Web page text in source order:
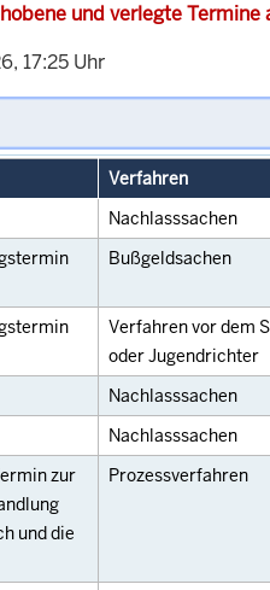
und verlegte
17:25 Uhr
Verfahren
Nachlasssachen
Bußgeldsachen
Verfahren vor dem
oder Jugendrichter
Nachlasssachen
Nachlasssachen
zur
und die
Prozessverfahren